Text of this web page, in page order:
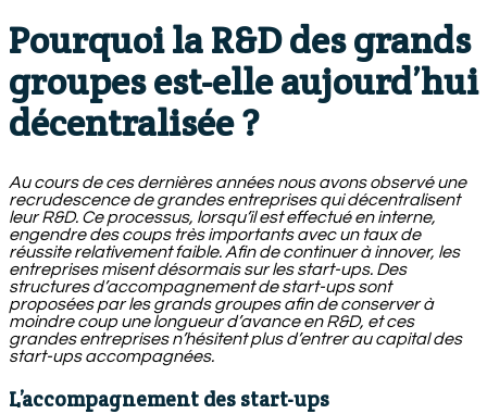
Pourquoi la R&D des grands
groupes est-elle aujourd’hui
décentralisée ?
Au cours de ces dernières années nous avons observé une
recrudescence de grandes entreprises qui décentralisent
leur R&D. Ce processus, lorsqu’il est effectué en interne,
engendre des coups très importants avec un taux de
réussite relativement faible. Afin de continuer à innover, les
entreprises misent désormais sur les start-ups. Des
structures d’accompagnement de start-ups sont
proposées par les grands groupes afin de conserver à
moindre coup une longueur d’avance en R&D, et ces
grandes entreprises n’hésitent plus d’entrer au capital des
start-ups accompagnées.
L’accompagnement des start-ups